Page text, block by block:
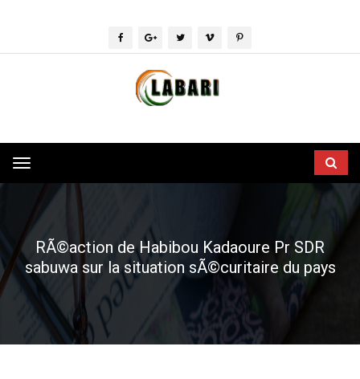
Toggle
navigation
RÃ©action de Habibou Kadaoure Pr SDR
sabuwa sur la situation sÃ©curitaire du pays